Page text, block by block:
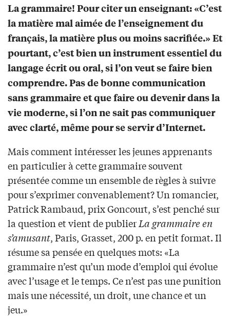
La grammaire! Pour citer un enseignant: «C’est
la matière mal aimée de l’enseignement du
français, la matière plus ou moins sacrifiée.» Et
pourtant, c’est bien un instrument essentiel du
langage écrit ou oral, si l’on veut se faire bien
comprendre. Pas de bonne communication
sans grammaire et que faire ou devenir dans la
vie moderne, si l’on ne sait pas communiquer
avec clarté, même pour se servir d’Internet.
Mais comment intéresser les jeunes apprenants
en particulier à cette grammaire souvent
présentée comme un ensemble de règles à suivre
pour s’exprimer convenablement? Un romancier,
Patrick Rambaud, prix Goncourt, s’est penché sur
la question et vient de publierLa grammaire en
s’amusant, Paris, Grasset, 200 p. en petit format. Il
résume sa pensée en quelques mots: «La
grammaire n’est qu’un mode d’emploi qui évolue
avec l’usage et le temps. Ce n’est pas une punition
mais une nécessité, un droit, une chance et un
jeu.»